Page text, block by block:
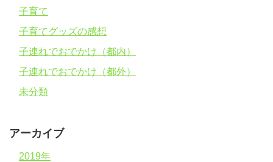
子育て
子育てグッズの感想
子連れでおでかけ（都内）
子連れでおでかけ（都外）
未分類
アーカイブ
2019年